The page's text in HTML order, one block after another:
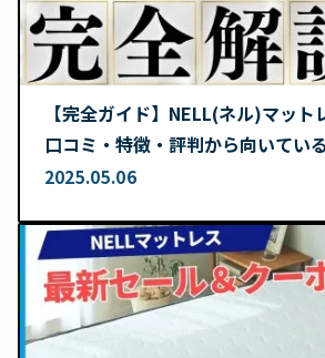
【完全ガイド】NELL(ネル)マット
口コミ・特徴・評判から向いてい
2025.05.06